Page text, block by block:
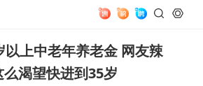
上中老年养老金 网友辣
渴望快进到35岁